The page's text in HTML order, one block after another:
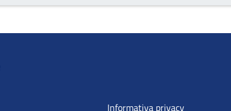
Informativa privacy